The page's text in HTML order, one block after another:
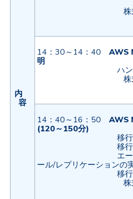
内
容
14：30～14：40 AWS
明
ハンズオン
14：40～16：50 AWS
(120～150分)
移行元環境
移行先の
エージェン
ール/レプリケーションの
移行の